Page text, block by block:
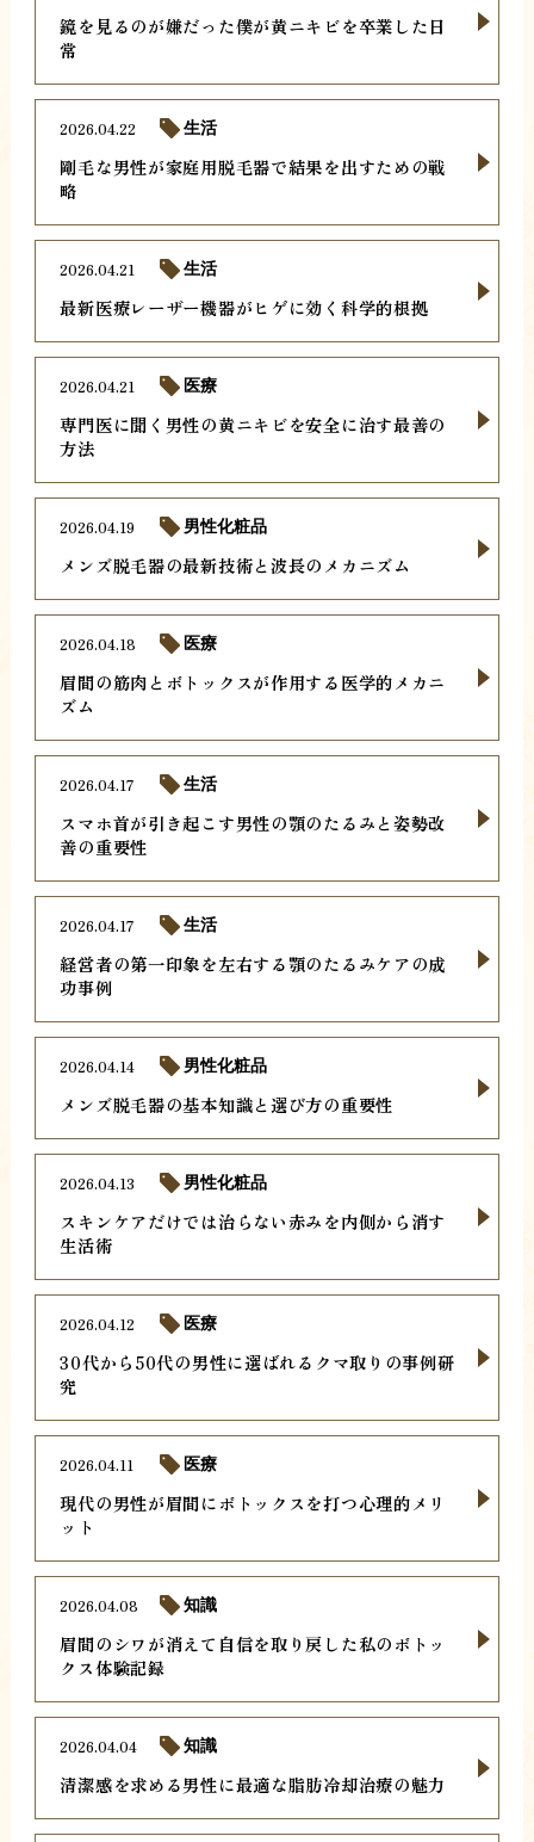
鏡を見るのが嫌だった僕が黄ニキビを卒業した日
常
剛毛な男性が家庭用脱毛器で結果を出すための戦
略
2026.04.22 生活
最新医療レーザー機器がヒゲに効く科学的根拠
2026.04.21 生活
専門医に聞く男性の黄ニキビを安全に治す最善の
方法
2026.04.21 医療
メンズ脱毛器の最新技術と波長のメカニズム
2026.04.19 男性化粧品
眉間の筋肉とボトックスが作用する医学的メカニ
ズム
2026.04.18 医療
スマホ首が引き起こす男性の顎のたるみと姿勢改
善の重要性
2026.04.17 生活
経営者の第一印象を左右する顎のたるみケアの成
功事例
2026.04.17 生活
メンズ脱毛器の基本知識と選び方の重要性
2026.04.14 男性化粧品
スキンケアだけでは治らない赤みを内側から消す
生活術
2026.04.13 男性化粧品
30代から50代の男性に選ばれるクマ取りの事例研
究
2026.04.12 医療
現代の男性が眉間にボトックスを打つ心理的メリ
ット
2026.04.11 医療
眉間のシワが消えて自信を取り戻した私のボトッ
クス体験記録
2026.04.08 知識
清潔感を求める男性に最適な脂肪冷却治療の魅力
2026.04.04 知識